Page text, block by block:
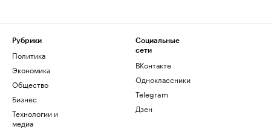
Рубрики
Политика
Экономика
Общество
Бизнес
Технологии и
медиа
Социальные
сети
ВКонтакте
Одноклассники
Telegram
Дзен